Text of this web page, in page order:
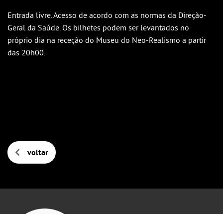
Entrada livre. Acesso de acordo com as normas da Direção-
Geral da Saúde. Os bilhetes podem ser levantados no
próprio dia na receção do Museu do Neo-Realismo a partir
das 20h00.
voltar